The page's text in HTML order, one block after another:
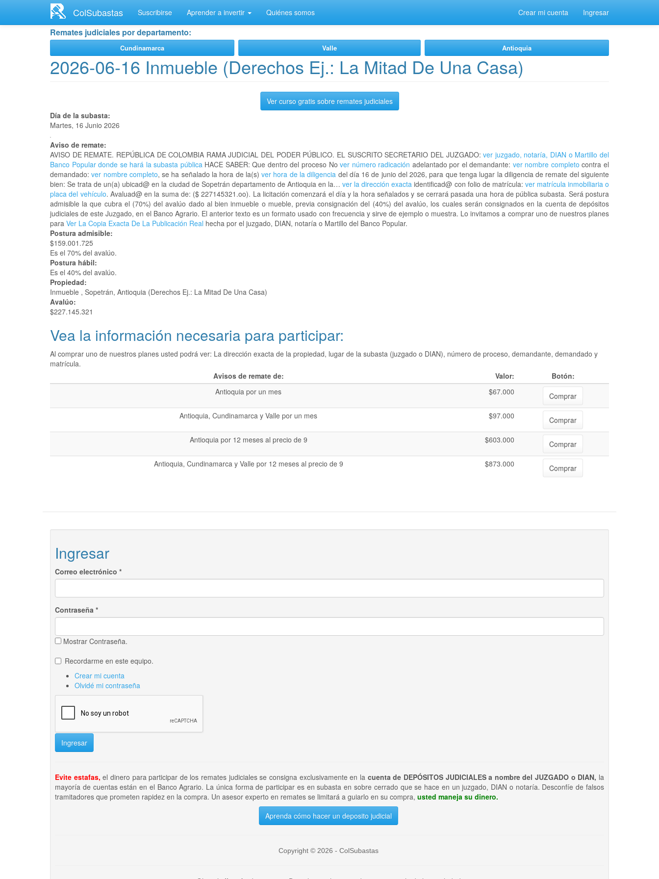
contenido
ColSubastas Suscribirse Aprender a invertir Quiénes somos Crear mi cuenta Ingresar
Remates judiciales por departamento:
Cundinamarca Valle Antioquia
2026-06-16 Inmueble (Derechos Ej.: La Mitad De Una Casa)
Ver curso gratis sobre remates judiciales
Día de la subasta:
Martes, 16 Junio 2026
Aviso de remate:
AVISO DE REMATE. REPÚBLICA DE COLOMBIA RAMA JUDICIAL DEL PODER PÚBLICO. EL SUSCRITO SECRETARIO DEL JUZGADO: ver juzgado, notaría, DIAN o Martillo del
Banco Popular donde se hará la subasta públicaHACE SABER: Que dentro del proceso Nover número radicación adelantado por el demandante: ver nombre completo contra el
demandado:ver nombre completo, se ha señalado la hora de la(s)ver hora de la diligencia del día 16 de junio del 2026, para que tenga lugar la diligencia de remate del siguiente
bien: Se trata de un(a) ubicad@ en la ciudad de Sopetrán departamento de Antioquia en la…ver la dirección exacta identificad@ con folio de matrícula: ver matrícula inmobiliaria o
placa del vehículo. Avaluad@ en la suma de: ($ 227145321.oo). La licitación comenzará el día y la hora señalados y se cerrará pasada una hora de pública subasta. Será postura
admisible la que cubra el (70%) del avalúo dado al bien inmueble o mueble, previa consignación del (40%) del avalúo, los cuales serán consignados en la cuenta de depósitos
judiciales de este Juzgado, en el Banco Agrario. El anterior texto es un formato usado con frecuencia y sirve de ejemplo o muestra. Lo invitamos a comprar uno de nuestros planes
para Ver La Copia Exacta De La Publicación Real hecha por el juzgado, DIAN, notaría o Martillo del Banco Popular.
Postura admisible:
$159.001.725
Es el 70% del avalúo.
Postura hábil:
Es el 40% del avalúo.
Propiedad:
Inmueble , Sopetrán, Antioquia (Derechos Ej.: La Mitad De Una Casa)
Avalúo:
$227.145.321
Vea la información necesaria para participar:
Al comprar uno de nuestros planes usted podrá ver: La dirección exacta de la propiedad, lugar de la subasta (juzgado o DIAN), número de proceso, demandante, demandado y
matrícula.
Avisos de remate de:
Valor:
Botón:
Antioquia por un mes
$67.000
Comprar
Antioquia, Cundinamarca y Valle por un mes
$97.000
Comprar
Antioquia por 12 meses al precio de 9
$603.000
Comprar
Antioquia, Cundinamarca y Valle por 12 meses al precio de 9
$873.000 Comprar
Ingresar
Correo electrónico *
Contraseña *
Mostrar Contraseña.
Recordarme en este equipo.
Crear mi cuenta
Olvidé mi contraseña
Ingresar
Evite estafas, el dinero para participar de los remates judiciales se consigna exclusivamente en lacuenta de DEPÓSITOS JUDICIALES a nombre del JUZGADO o DIAN, la
mayoría de cuentas están en el Banco Agrario. La única forma de participar es en subasta en sobre cerrado que se hace en un juzgado, DIAN o notaría. Desconfíe de falsos
tramitadores que prometen rapidez en la compra. Un asesor experto en remates se limitará a guiarlo en su compra, usted maneja su dinero.
Aprenda cómo hacer un deposito judicial
Copyright © 2026 - ColSubastas